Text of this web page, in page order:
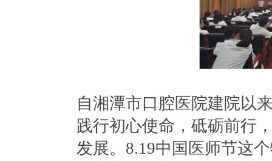
自湘潭市口腔医院建院以
践行初心使命，砥砺前行
发展。8.19中国医师节这